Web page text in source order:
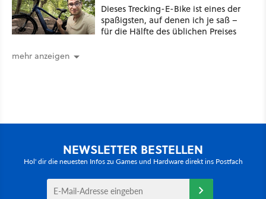
Dieses Trecking-E-Bike ist eines der
spaßigsten, auf denen ich je saß –
für die Hälfte des üblichen Preises
mehr anzeigen
NEWSLETTER BESTELLEN
Hol' dir die neuesten Infos zu Games und Hardware direkt ins Postfach